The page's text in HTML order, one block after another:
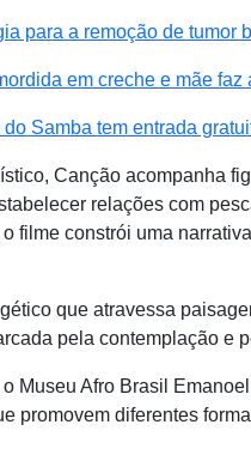
para a remoção de tumor
em creche e mãe faz
Samba tem entrada
Canção acompanha
relações com
filme constrói uma
que atravessa
pela contemplação e
Museu Afro Brasil
promovem diferentes